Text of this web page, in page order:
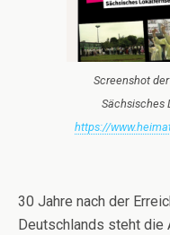
Screenshot
Sächsisches
https://
30 Jahre nach der
Deutschlands steht die